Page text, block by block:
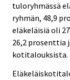
tuloryhmässä
ryhmän, 48,9
eläkeläisiä oli
26,2 prosenttia
kotitalouksista.